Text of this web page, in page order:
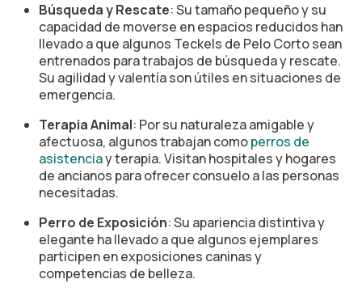
Búsqueda y Rescate: Su tamaño pequeño y su
capacidad de moverse en espacios reducidos han
llevado a que algunos Teckels de Pelo Corto sean
entrenados para trabajos de búsqueda y rescate.
Su agilidad y valentía son útiles en situaciones de
emergencia.
Terapia Animal: Por su naturaleza amigable y
afectuosa, algunos trabajan comoperros de
asistenciay terapia. Visitan hospitales y hogares
de ancianos para ofrecer consuelo a las personas
necesitadas.
Perro de Exposición: Su apariencia distintiva y
elegante ha llevado a que algunos ejemplares
participen en exposiciones caninas y
competencias de belleza.